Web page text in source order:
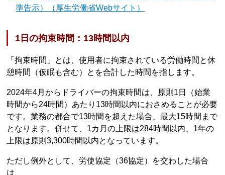
準告示）（厚生労働省Webサイト）
1日の拘束時間：13時間以内
「拘束時間」とは、使用者に拘束されている労働時間と休
憩時間（仮眠も含む）とを合計した時間を指します。
2024年4月からドライバーの拘束時間は、原則1日（始業
時間から24時間）あたり13時間以内におさめることが必要
です。業務の都合で13時間を超えた場合、最大15時間まで
となります。併せて、1カ月の上限は284時間以内、1年の
上限は原則3,300時間以内となっています。
ただし例外として、労使協定（36協定）を交わした場合
は、